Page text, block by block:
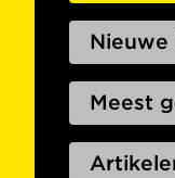
Nieuwe
Meest